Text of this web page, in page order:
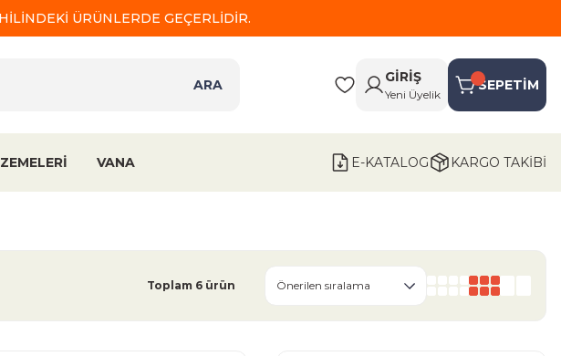
ÜRÜNLERDE GEÇERLİDİR.
ARA
GİRİŞ
Yeni Üyelik
SEPETİM
VANA E-KATALOG KARGO TAKİBİ
Toplam 6 ürün